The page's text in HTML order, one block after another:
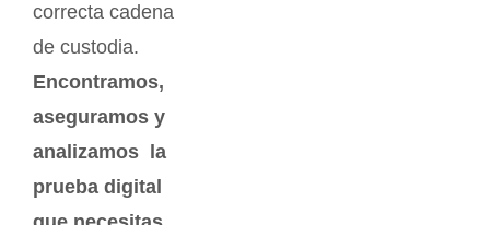
correcta cadena
de custodia.
Encontramos,
aseguramos y
analizamos la
prueba digital